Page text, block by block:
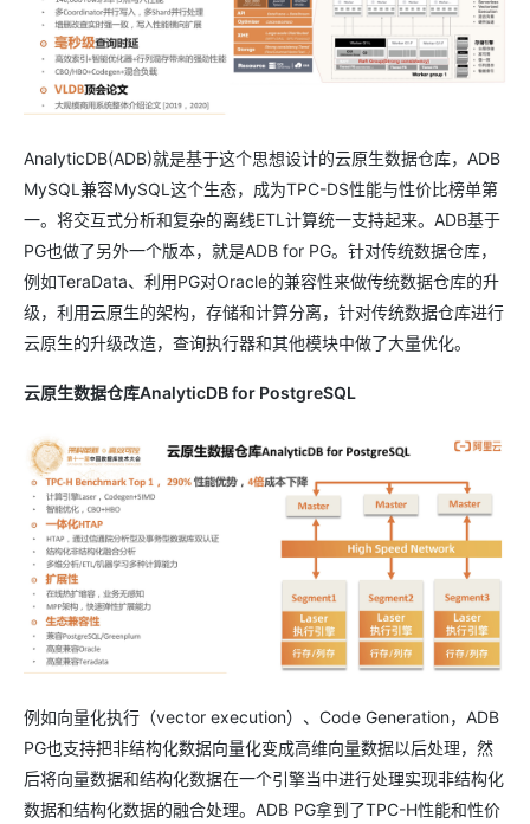
AnalyticDB(ADB)就是基于这个思想设计的云原生数据仓库，ADB
MySQL兼容MySQL这个生态，成为TPC-DS性能与性价比榜单第
一。将交互式分析和复杂的离线ETL计算统一支持起来。ADB基于
PG也做了另外一个版本，就是ADB for PG。针对传统数据仓库，
例如TeraData、利用PG对Oracle的兼容性来做传统数据仓库的升
级，利用云原生的架构，存储和计算分离，针对传统数据仓库进行
云原生的升级改造，查询执行器和其他模块中做了大量优化。
云原生数据仓库AnalyticDB for PostgreSQL
例如向量化执行（vector execution）、Code Generation，ADB
PG也支持把非结构化数据向量化变成高维向量数据以后处理，然
后将向量数据和结构化数据在一个引擎当中进行处理实现非结构化
数据和结构化数据的融合处理。ADB PG拿到了TPC-H性能和性价